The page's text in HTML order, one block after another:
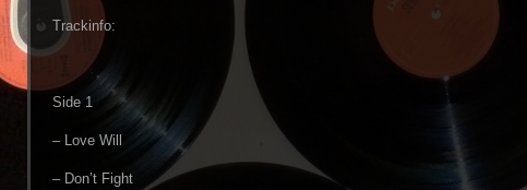
Trackinfo:
Side 1
– Love Will
– Don’t Fight